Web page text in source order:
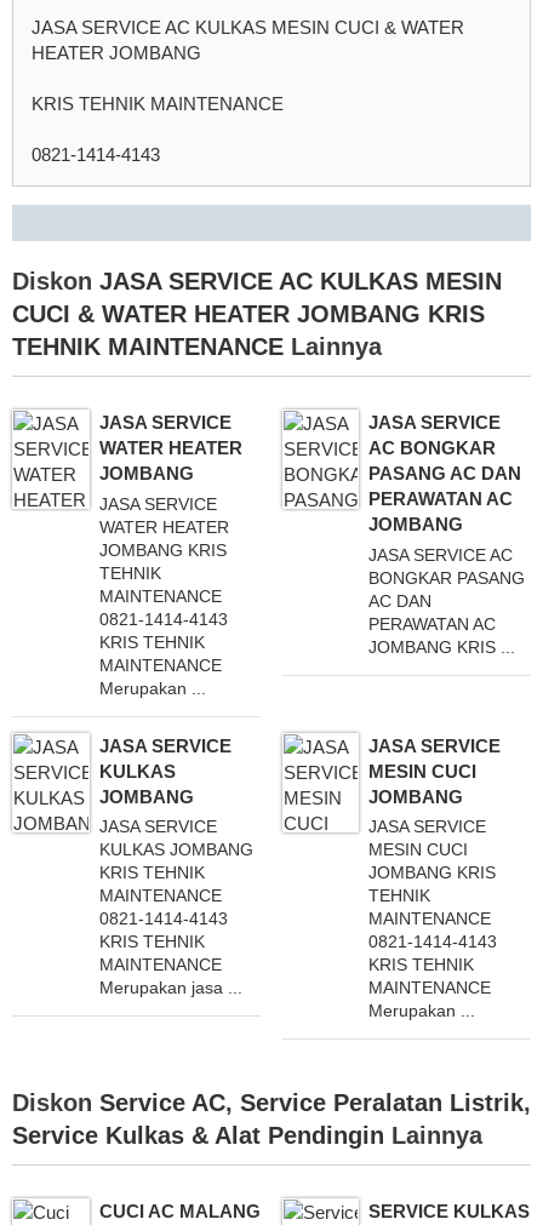
JASA SERVICE AC KULKAS MESIN CUCI & WATER
HEATER JOMBANG
KRIS TEHNIK MAINTENANCE
0821-1414-4143
Diskon JASA SERVICE AC KULKAS MESIN
CUCI & WATER HEATER JOMBANG KRIS
TEHNIK MAINTENANCE Lainnya
JASA SERVICE
WATER HEATER
JOMBANG
JASA SERVICE
WATER HEATER
JOMBANG KRIS
TEHNIK
MAINTENANCE
0821-1414-4143
KRIS TEHNIK
MAINTENANCE
Merupakan ...
JASA SERVICE
AC BONGKAR
PASANG AC DAN
PERAWATAN AC
JOMBANG
JASA SERVICE AC
BONGKAR PASANG
AC DAN
PERAWATAN AC
JOMBANG KRIS ...
JASA SERVICE
KULKAS
JOMBANG
JASA SERVICE
KULKAS JOMBANG
KRIS TEHNIK
MAINTENANCE
0821-1414-4143
KRIS TEHNIK
MAINTENANCE
Merupakan jasa ...
JASA SERVICE
MESIN CUCI
JOMBANG
JASA SERVICE
MESIN CUCI
JOMBANG KRIS
TEHNIK
MAINTENANCE
0821-1414-4143
KRIS TEHNIK
MAINTENANCE
Merupakan ...
Diskon Service AC, Service Peralatan Listrik,
Service Kulkas & Alat Pendingin Lainnya
CUCI AC MALANG
SERVICE KULKAS